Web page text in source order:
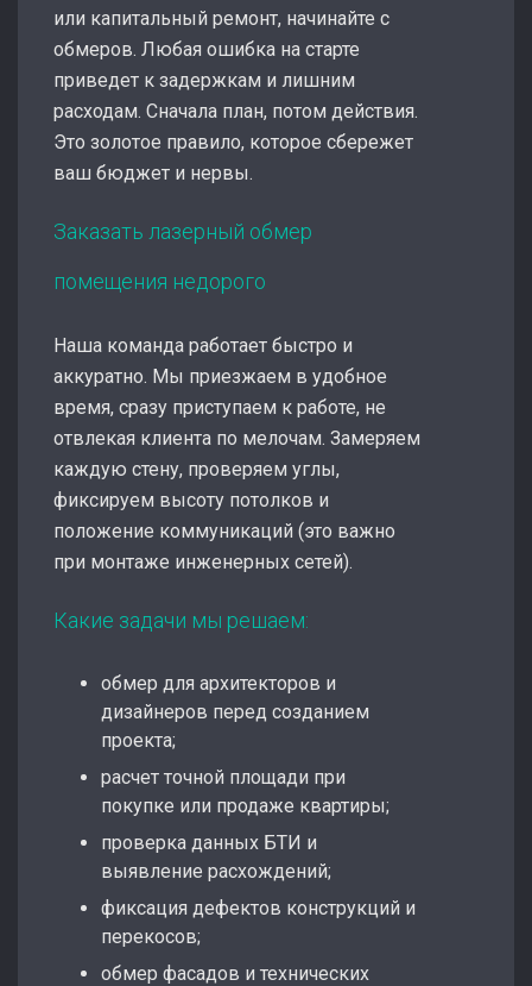
или капитальный ремонт, начинайте с
обмеров. Любая ошибка на старте
приведет к задержкам и лишним
расходам. Сначала план, потом действия.
Это золотое правило, которое сбережет
ваш бюджет и нервы.
Заказать лазерный обмер
помещения недорого
Наша команда работает быстро и
аккуратно. Мы приезжаем в удобное
время, сразу приступаем к работе, не
отвлекая клиента по мелочам. Замеряем
каждую стену, проверяем углы,
фиксируем высоту потолков и
положение коммуникаций (это важно
при монтаже инженерных сетей).
Какие задачи мы решаем:
обмер для архитекторов и
дизайнеров перед созданием
проекта;
расчет точной площади при
покупке или продаже квартиры;
проверка данных БТИ и
выявление расхождений;
фиксация дефектов конструкций и
перекосов;
обмер фасадов и технических